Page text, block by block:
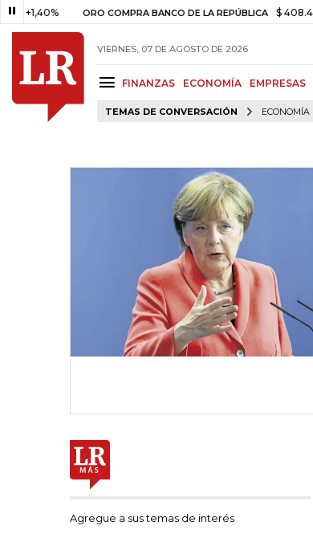
ORO COMPRA BANCO DE LA REPÚBLICA $ 408.498,97
VIERNES, 07 DE AGOSTO DE 2026
FINANZAS ECONOMÍA EMPRESAS
TEMAS DE CONVERSACIÓN ECONOMÍA
Agregue a sus temas de interés